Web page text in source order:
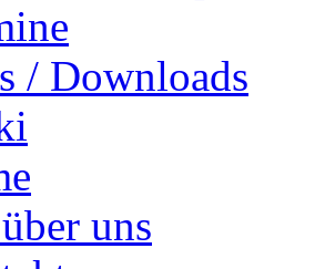
/ Downloads
uns